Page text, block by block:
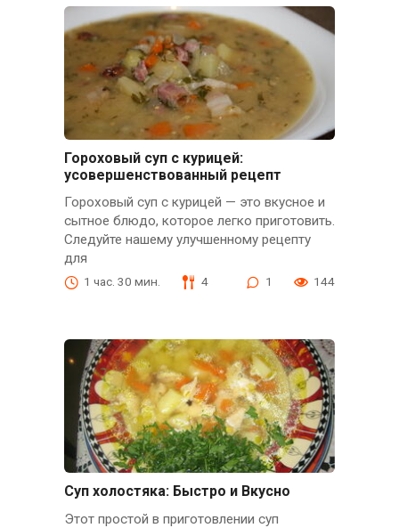
Гороховый суп с курицей:
усовершенствованный рецепт
Гороховый суп с курицей — это вкусное и
сытное блюдо, которое легко приготовить.
Следуйте нашему улучшенному рецепту
для
1 час. 30 мин. 4 1 144
Суп холостяка: Быстро и Вкусно
Этот простой в приготовлении суп